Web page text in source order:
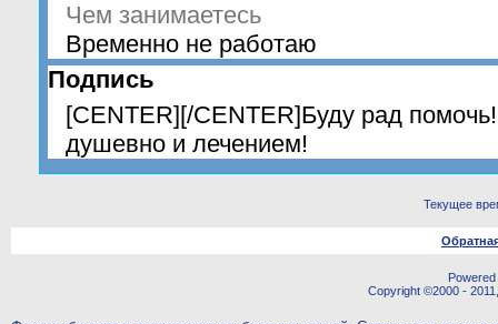
Чем занимаетесь
Временно не работаю
Подпись
[CENTER][/CENTER]Буду рад
душевно и лечением!
Текущее
Copyright ©2000 -